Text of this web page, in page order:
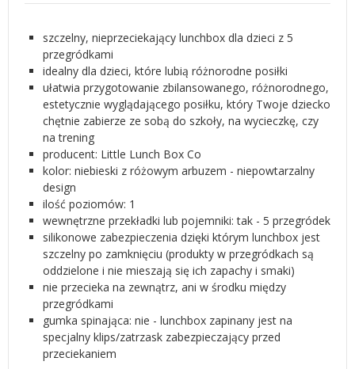
szczelny, nieprzeciekający lunchbox dla dzieci z 5
przegródkami
idealny dla dzieci, które lubią różnorodne posiłki
ułatwia przygotowanie zbilansowanego, różnorodnego,
estetycznie wyglądającego posiłku, który Twoje dziecko
chętnie zabierze ze sobą do szkoły, na wycieczkę, czy
na trening
producent: Little Lunch Box Co
kolor: niebieski z różowym arbuzem - niepowtarzalny
design
ilość poziomów: 1
wewnętrzne przekładki lub pojemniki: tak - 5 przegródek
silikonowe zabezpieczenia dzięki którym lunchbox jest
szczelny po zamknięciu (produkty w przegródkach są
oddzielone i nie mieszają się ich zapachy i smaki)
nie przecieka na zewnątrz, ani w środku między
przegródkami
gumka spinająca: nie - lunchbox zapinany jest na
specjalny klips/zatrzask zabezpieczający przed
przeciekaniem